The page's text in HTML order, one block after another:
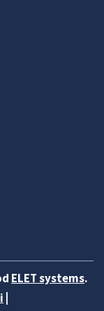
ELET systems.